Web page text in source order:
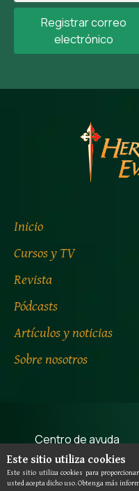
Registrar correo
electrónico
Inicio
Cursos y TV
Revista
Pódcasts
Artículos y noticias
Sobre nosotros
Centro de ayuda
Términos de uso
Este sitio utiliza cookies
Este sitio utiliza cookies para
usted acepta dicho uso. Obtenga más